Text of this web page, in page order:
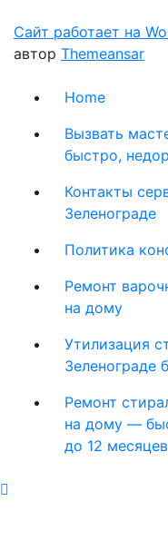
Сайт работает на
автор Themeansar
Home
Вызвать
быстро,
Контакты
Зеленограде
Политика
Ремонт
на дому
Утилизация
Зеленограде
Ремонт
на дому —
до 12 месяцев